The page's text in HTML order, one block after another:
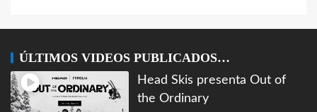
ÚLTIMOS VIDEOS PUBLICADOS…
Head Skis presenta Out of
the Ordinary